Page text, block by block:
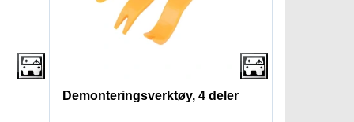
Demonteringsverktøy, 4 deler